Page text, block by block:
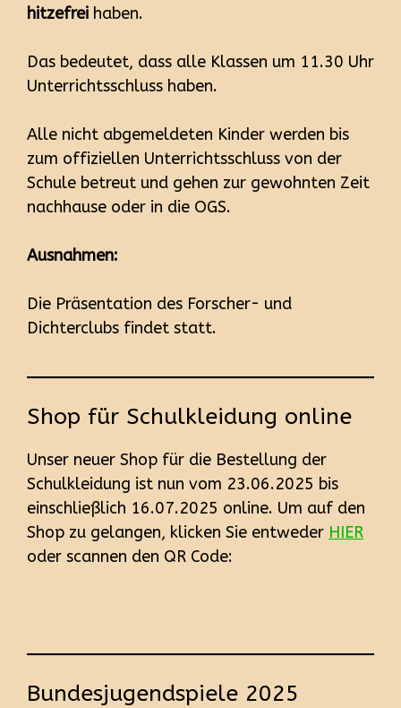
hitzefrei haben.
Das bedeutet, dass alle Klassen um 11.30 Uhr
Unterrichtsschluss haben.
Alle nicht abgemeldeten Kinder werden bis
zum offiziellen Unterrichtsschluss von der
Schule betreut und gehen zur gewohnten Zeit
nachhause oder in die OGS.
Ausnahmen:
Die Präsentation des Forscher- und
Dichterclubs findet statt.
Shop für Schulkleidung online
Unser neuer Shop für die Bestellung der
Schulkleidung ist nun vom 23.06.2025 bis
einschließlich 16.07.2025 online. Um auf den
Shop zu gelangen, klicken Sie entweder HIER
oder scannen den QR Code:
Bundesjugendspiele 2025